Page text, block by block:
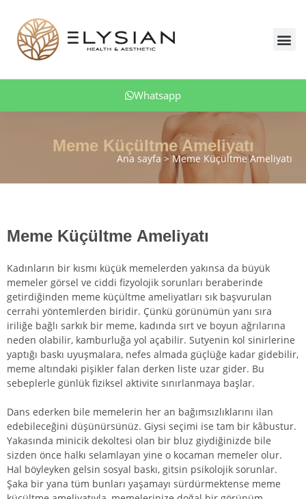
Whatsapp
Meme Küçültme Ameliyatı
Ana sayfa Meme Küçültme Ameliyatı
Meme Küçültme Ameliyatı
Kadınların bir kısmı küçük memelerden yakınsa da büyük
memeler görsel ve ciddi fizyolojik sorunları beraberinde
getirdiğinden meme küçültme ameliyatları sık başvurulan
cerrahi yöntemlerden biridir. Çünkü görünümün yanı sıra
iriliğe bağlı sarkık bir meme, kadında sırt ve boyun ağrılarına
neden olabilir, kamburluğa yol açabilir. Sutyenin kol sinirlerine
yaptığı baskı uyuşmalara, nefes almada güçlüğe kadar gidebilir,
meme altındaki pişikler falan derken liste uzar gider. Bu
sebeplerle günlük fiziksel aktivite sınırlanmaya başlar.
Dans ederken bile memelerin her an bağımsızlıklarını ilan
edebileceğini düşünürsünüz. Giysi seçimi ise tam bir kâbustur.
Yakasında minicik dekoltesi olan bir bluz giydiğinizde bile
sizden önce halkı selamlayan yine o kocaman memeler olur.
Hal böyleyken gelsin sosyal baskı, gitsin psikolojik sorunlar.
Şaka bir yana tüm bunları yaşamayı sürdürmektense meme